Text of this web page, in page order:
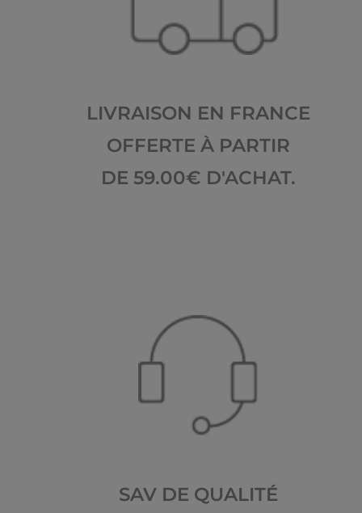
LIVRAISON EN FRANCE
OFFERTE À PARTIR
DE 59.00€ D'ACHAT.
SAV DE QUALITÉ